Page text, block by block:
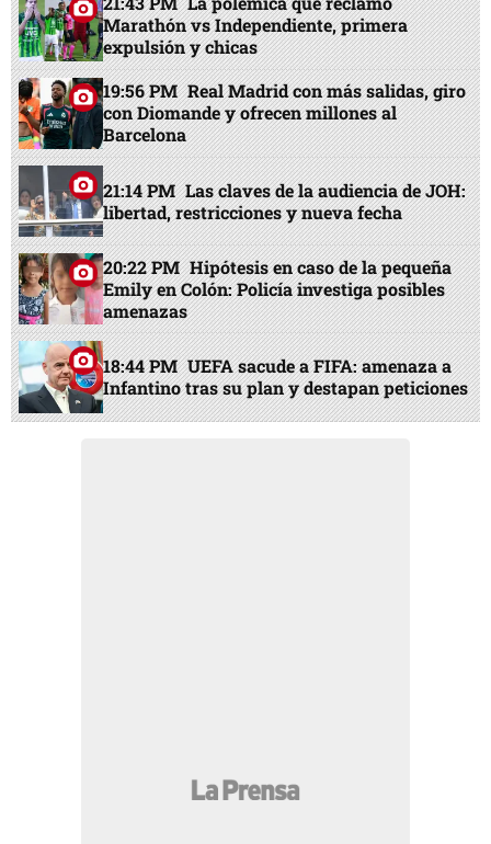
Marathón vs Independiente, primera
expulsión y chicas
19:56 PM Real Madrid con más salidas, giro
con Diomande y ofrecen millones al
Barcelona
21:14 PM Las claves de la audiencia de JOH:
libertad, restricciones y nueva fecha
20:22 PM Hipótesis en caso de la pequeña
Emily en Colón: Policía investiga posibles
amenazas
18:44 PM UEFA sacude a FIFA: amenaza a
Infantino tras su plan y destapan peticiones